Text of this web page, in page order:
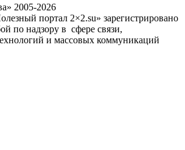
2005-2026
портал 2×2.su» зарегистрировано
по надзору в сфере связи,
и массовых коммуникаций